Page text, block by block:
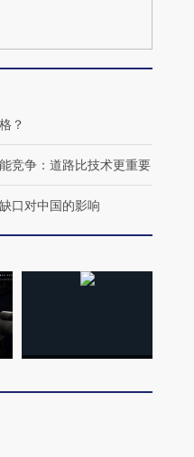
宜昌局部短时降雨
毫米 紧急转移近
人
视线｜火箭残
？
竞争：道路比技术更重要
口对中国的影响